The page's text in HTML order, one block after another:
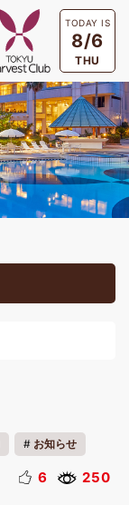
TODAY IS
8/6
THU
お知らせ
夜
6 250